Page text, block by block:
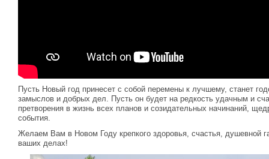
Пусть Новый год принесет с собой перемены к лучшему, станет
замыслов и добрых дел. Пусть он будет на редкость удачным и
претворения в жизнь всех планов и созидательных начинаний,
события.
Желаем Вам в Новом Году крепкого здоровья, счастья, душевной
ваших делах!